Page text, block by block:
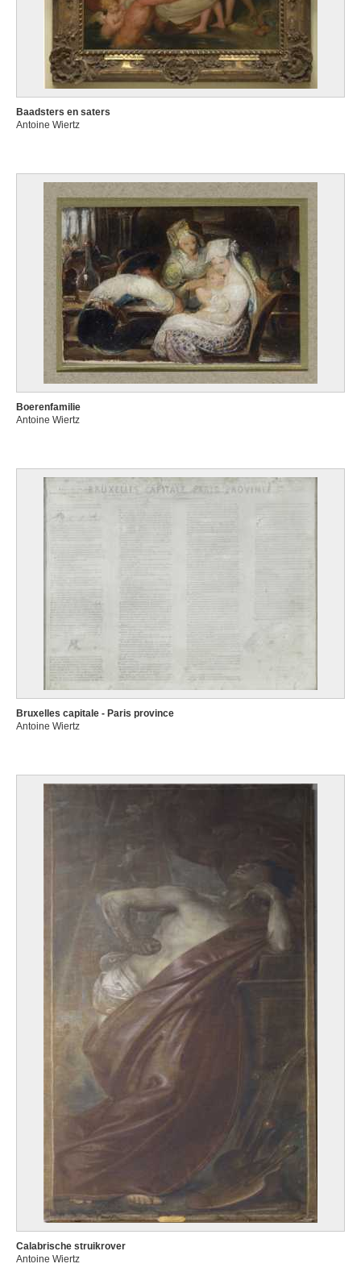
Baadsters en saters
Antoine Wiertz
Boerenfamilie
Antoine Wiertz
Bruxelles capitale - Paris province
Antoine Wiertz
Calabrische struikrover
Antoine Wiertz